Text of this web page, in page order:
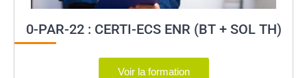
0-PAR-22 : CERTI-ECS ENR (BT + SOL TH)
Voir la formation